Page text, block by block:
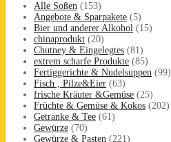
Alle Soßen (153)
Angebote & Sparpakete (5)
Bier und anderer Alkohol (15)
chinaprodukt (20)
Chutney & Eingelegtes (81)
extrem scharfe Produkte (85)
Fertiggerichte & Nudelsuppen (99)
Fisch , Pilze&Eier (63)
frische Kräuter &Gemüse (25)
Früchte & Gemüse & Kokos (202)
Getränke & Tee (61)
Gewürze (70)
Gewürze & Pasten (221)